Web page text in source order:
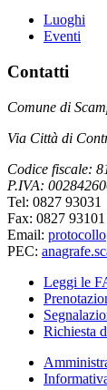
Luoghi
Eventi
Contatti
Comune di
Via Città di
Codice fiscale:
P.IVA:
Tel: 0827 93031
Fax: 0827 93101
Email:
PEC:
Leggi le
Richiesta